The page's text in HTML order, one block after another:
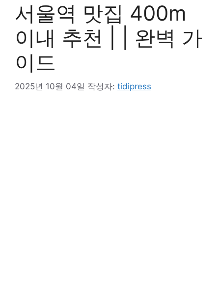
서울역 맛집 400m
이내 추천 | | 완벽 가
이드
2025년 10월 04일 작성자: tidipress